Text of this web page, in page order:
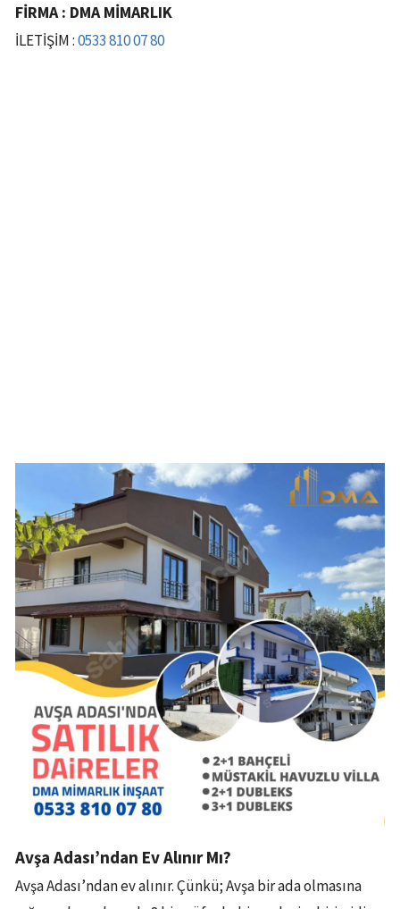
FİRMA : DMA MİMARLIK
İLETİŞİM :0533 810 07 80
Avşa Adası’ndan Ev Alınır Mı?
Avşa Adası’ndan ev alınır. Çünkü; Avşa bir ada olmasına